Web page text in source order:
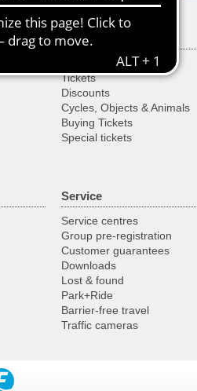
Tariff & Tickets
Tickets
Discounts
Cycles, Objects & Animals
Buying Tickets
Special tickets
Service
Service centres
Group pre-registration
Customer guarantees
Downloads
Lost & found
Park+Ride
Barrier-free travel
Traffic cameras